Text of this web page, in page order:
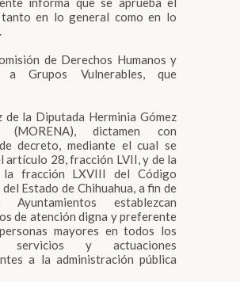
tanto en lo general como en lo
de Derechos Humanos y
a Grupos Vulnerables, que
de la Diputada Herminia Gómez
(MORENA), dictamen con
decreto, mediante el cual se
artículo 28, fracción LVII, y de la
la fracción LXVIII del Código
Estado de Chihuahua, a fin de
establezcan
de atención digna y preferente
mayores en todos los
servicios y actuaciones
a la administración pública